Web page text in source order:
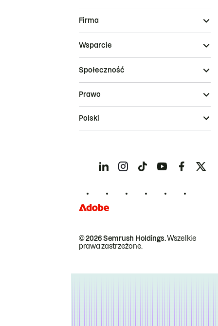
Firma
Wsparcie
Społeczność
© 2026 Semrush Holdings.Wszelkie
prawa zastrzeżone.
Prawo
Polski